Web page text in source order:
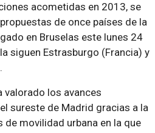
acometidas en 2013, se
de once países de la
en Bruselas este lunes 24
siguen Estrasburgo (Francia) y
valorado los avances
sureste de Madrid gracias a la
movilidad urbana en la que